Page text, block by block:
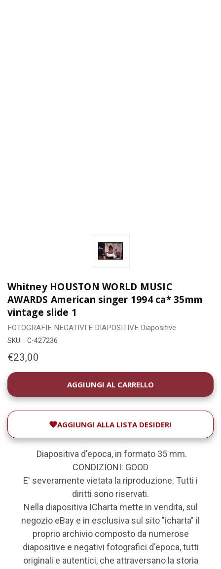
Whitney HOUSTON WORLD MUSIC
AWARDS American singer 1994 ca* 35mm
vintage slide 1
FOTOGRAFIE NEGATIVI E DIAPOSITIVE Diapositive
SKU: C-427236
€23,00
DISPONIBILITÀ
ATTUALE:
AGGIUNGI ALLA LISTA DESIDERI
Diapositiva d'epoca, in formato 35 mm.
CONDIZIONI: GOOD
E' severamente vietata la riproduzione. Tutti i
diritti sono riservati.
Nella diapositiva ICharta mette in vendita, sul
negozio eBay e in esclusiva sul sito "icharta" il
proprio archivio composto da numerose
diapositive e negativi fotografici d'epoca, tutti
originali e autentici, che attraversano la storia